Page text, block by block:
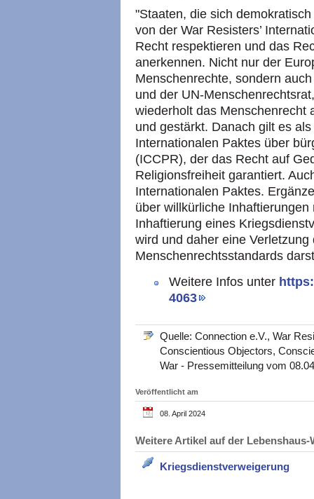
"Staaten, die sich
von der War Resisters’
Recht respektieren und das
anerkennen. Nicht nur der
Menschenrechte, sondern
und der UN-
wiederholt das Menschenrecht
und gestärkt. Danach gilt es
Internationalen Paktes über
(ICCPR), der das Recht auf
Religionsfreiheit garantiert.
Internationalen Paktes.
über willkürliche
Inhaftierung eines
wird und daher eine
Menschenrechtsstandards
Weitere Infos unter
4063
Quelle: Connection e.V., War
Conscientious Objectors,
War - Pressemitteilung vom
Veröffentlicht am
08. April 2024
Weitere Artikel auf der
Kriegsdienstverweigerung